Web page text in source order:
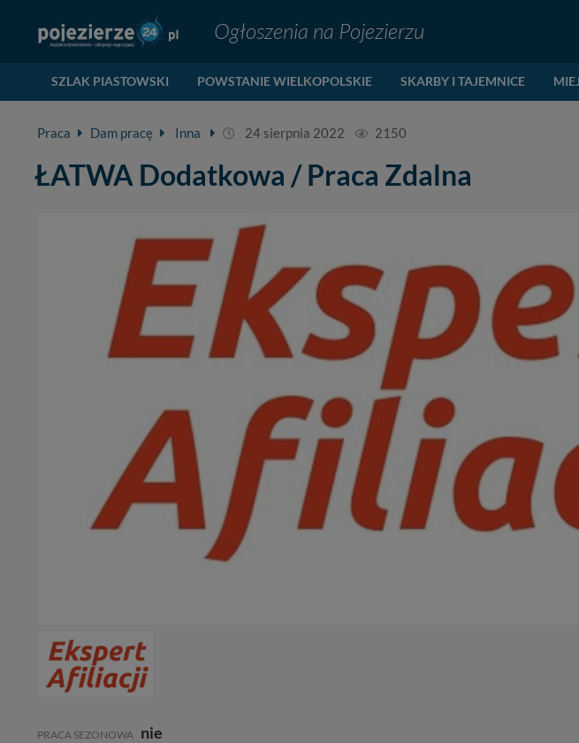
Ogłoszenia na Pojezierzu
SZLAK PIASTOWSKI POWSTANIE WIELKOPOLSKIE SKARBY I TAJEMNICE
Praca Dam pracę Inna 24 sierpnia 2022 2150
ŁATWA Dodatkowa / Praca Zdalna
PRACA SEZONOWA nie